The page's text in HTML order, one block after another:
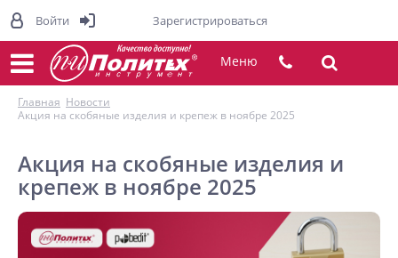
Меню
Главная Новости
Акция на скобяные изделия и крепеж в ноябре 2025
Акция на скобяные изделия и
крепеж в ноябре 2025
Войти Зарегистрироваться